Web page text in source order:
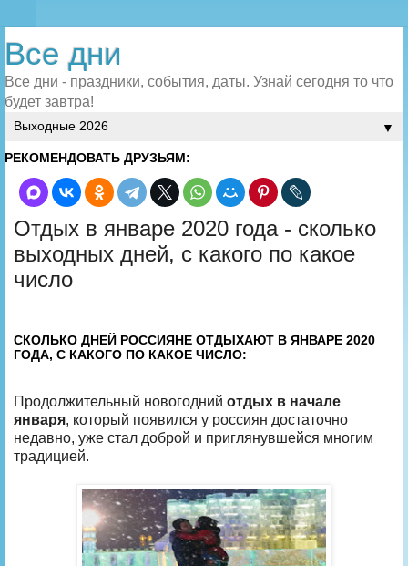
Все дни
Все дни - праздники, события, даты. Узнай сегодня то что
будет завтра!
▼
РЕКОМЕНДОВАТЬ ДРУЗЬЯМ:
Отдых в январе 2020 года - сколько
выходных дней, с какого по какое
число
СКОЛЬКО ДНЕЙ РОССИЯНЕ ОТДЫХАЮТ В ЯНВАРЕ 2020
ГОДА, С КАКОГО ПО КАКОЕ ЧИСЛО:
Продолжительный новогодний отдых в начале
января, который появился у россиян достаточно
недавно, уже стал доброй и приглянувшейся многим
традицией.